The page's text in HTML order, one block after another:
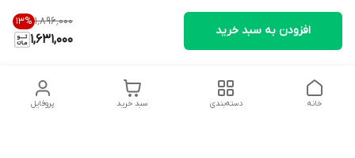
۱٬۸۹۶٬۰۰۰ 13%
1,631,000
افزودن به سبد خرید
پروفایل سبد خرید دسته‌بندی خانه